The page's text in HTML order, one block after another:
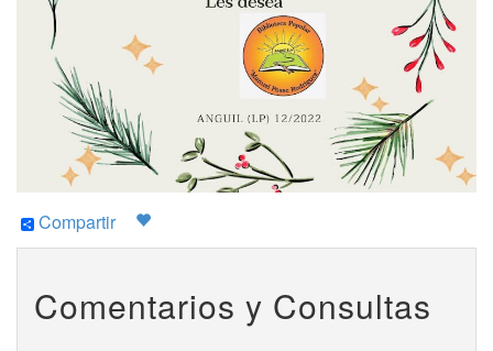
Compartir
Comentarios y Consultas